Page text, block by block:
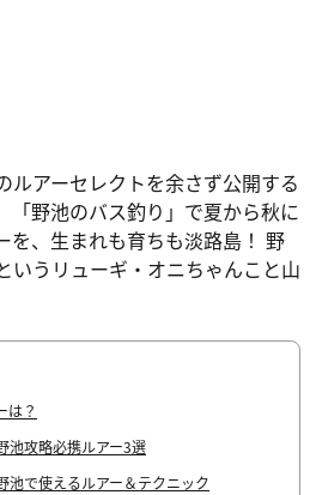
ルアーセレクトを余さず公開する
「野池のバス釣り」で夏から秋に
を、生まれも育ちも淡路島！ 野
いうリューギ・オニちゃんこと山
は？
池攻略必携ルアー3選
池で使えるルアー＆テクニック